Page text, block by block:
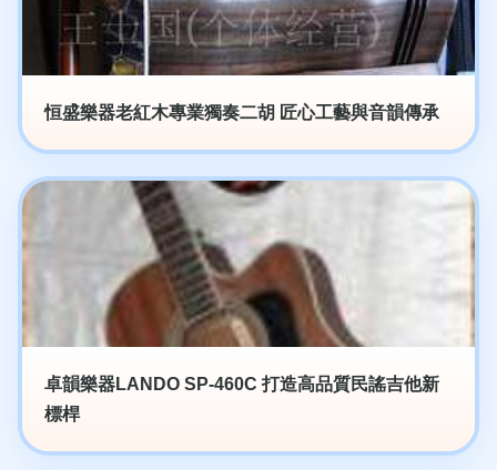
恒盛樂器老紅木專業獨奏二胡 匠心工藝與音韻傳承
卓韻樂器LANDO SP-460C 打造高品質民謠吉他新
標桿